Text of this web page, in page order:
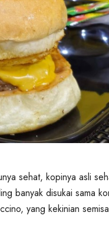
sehat, kopinya asli
banyak disukai sama
yang kekinian